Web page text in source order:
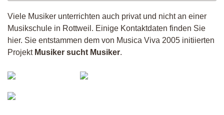
Viele Musiker unterrichten auch privat und nicht an einer
Musikschule in Rottweil. Einige Kontaktdaten finden Sie
hier. Sie entstammen dem von Musica Viva 2005 initiierten
Projekt Musiker sucht Musiker.
Vittorio